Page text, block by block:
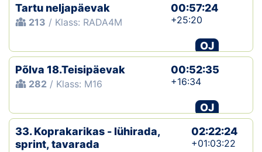
Tartu neljapäevak
213 / Klass: RADA4M
00:57:24
+25:20
OJ
Põlva 18.Teisipäevak
282 / Klass: M16
00:52:35
+16:34
OJ
33. Koprakarikas - lühirada,
sprint, tavarada
02:22:24
+01:03:22